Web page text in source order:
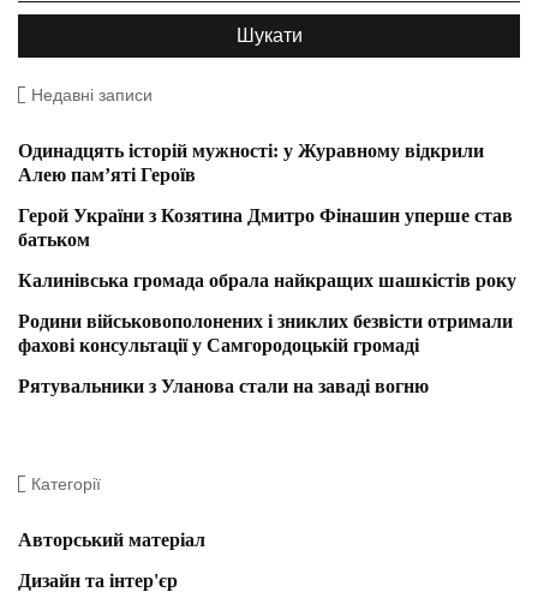
Недавні записи
Одинадцять історій мужності: у Журавному відкрили
Алею пам’яті Героїв
Герой України з Козятина Дмитро Фінашин уперше став
батьком
Калинівська громада обрала найкращих шашкістів року
Родини військовополонених і зниклих безвісти отримали
фахові консультації у Самгородоцькій громаді
Рятувальники з Уланова стали на заваді вогню
Категорії
Авторський матеріал
Дизайн та інтер'єр